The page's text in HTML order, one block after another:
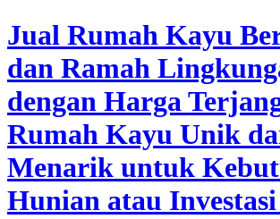
Jual Rumah Kayu
dan Ramah
dengan Harga
Rumah Kayu Unik
Menarik untuk
Hunian atau